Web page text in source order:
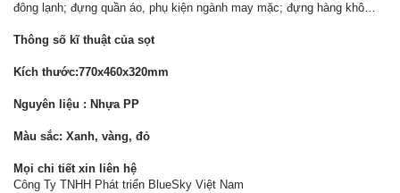
đông lạnh; đựng quần áo, phụ kiện ngành may mặc; đựng hàng khô…
Thông số kĩ thuật của sọt
Kích thước:770x460x320mm
Nguyên liệu : Nhựa PP
Màu sắc: Xanh, vàng, đỏ
Mọi chi tiết xin liên hệ
Công Ty TNHH Phát triển BlueSky Việt Nam